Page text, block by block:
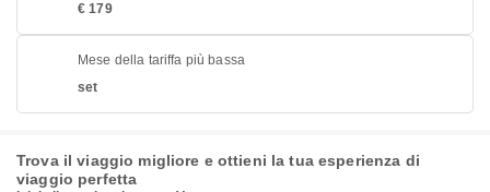
€ 179
Mese della tariffa più bassa
set
Trova il viaggio migliore e ottieni la tua esperienza di
viaggio perfetta